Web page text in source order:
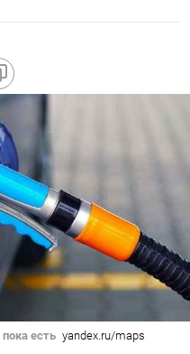
есть yandex.ru/maps